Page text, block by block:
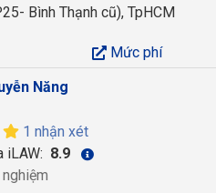
Bình Thạnh cũ), TpHCM
Mức phí
Năng
1 nhận xét
iLAW: 8.9